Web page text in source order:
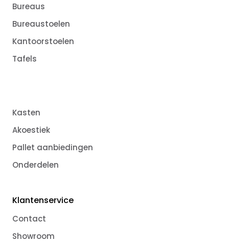
Bureaus
Bureaustoelen
Kantoorstoelen
Tafels
Kasten
Akoestiek
Pallet aanbiedingen
Onderdelen
Klantenservice
Contact
Showroom